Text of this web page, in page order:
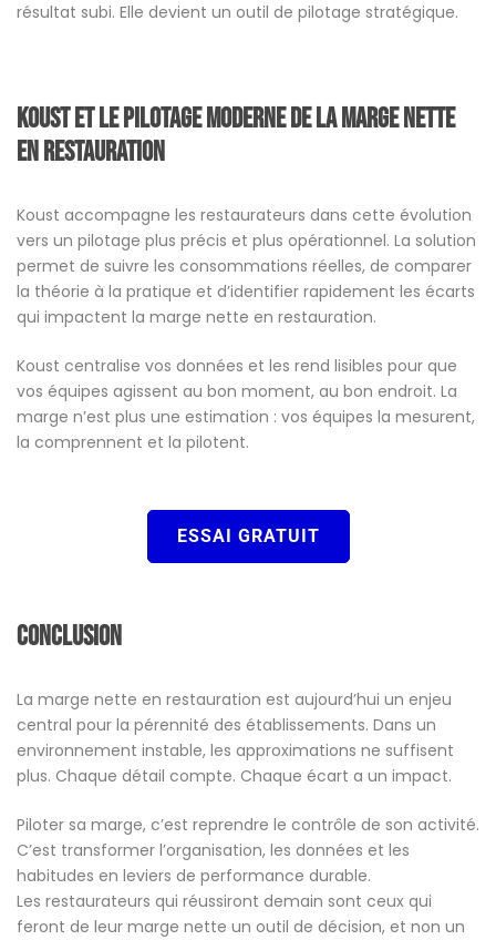
résultat subi. Elle devient un outil de pilotage stratégique.
Koust et le pilotage moderne de la marge nette
en restauration
Koust accompagne les restaurateurs dans cette évolution
vers un pilotage plus précis et plus opérationnel. La solution
permet de suivre les consommations réelles, de comparer
la théorie à la pratique et d’identifier rapidement les écarts
qui impactent la marge nette en restauration.
Koust centralise vos données et les rend lisibles pour que
vos équipes agissent au bon moment, au bon endroit. La
marge n’est plus une estimation : vos équipes la mesurent,
la comprennent et la pilotent.
ESSAI GRATUIT
Conclusion
La marge nette en restauration est aujourd’hui un enjeu
central pour la pérennité des établissements. Dans un
environnement instable, les approximations ne suffisent
plus. Chaque détail compte. Chaque écart a un impact.
Piloter sa marge, c’est reprendre le contrôle de son activité.
C’est transformer l’organisation, les données et les
habitudes en leviers de performance durable.
Les restaurateurs qui réussiront demain sont ceux qui
feront de leur marge nette un outil de décision, et non un